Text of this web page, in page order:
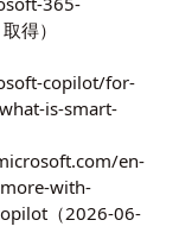
得）
copilot/for-
is-smart-
en-
with-
（2026-06-